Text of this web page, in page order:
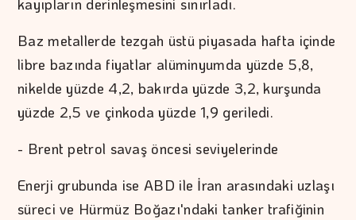
kayıpların derinleşmesini sınırladı.
Baz metallerde tezgah üstü piyasada hafta içinde
libre bazında fiyatlar alüminyumda yüzde 5,8,
nikelde yüzde 4,2, bakırda yüzde 3,2, kurşunda
yüzde 2,5 ve çinkoda yüzde 1,9 geriledi.
- Brent petrol savaş öncesi seviyelerinde
Enerji grubunda ise ABD ile İran arasındaki uzlaşı
süreci ve Hürmüz Boğazı'ndaki tanker trafiğinin